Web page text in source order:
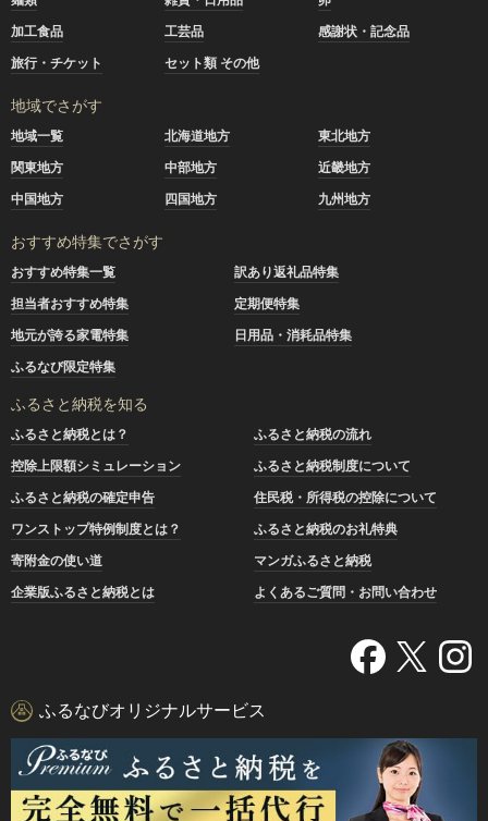
加工食品
工芸品
感謝状・記念品
旅行・チケット
セット類 その他
地域でさがす
地域一覧 北海道地方
東北地方
関東地方
中部地方
近畿地方
中国地方
四国地方 九州地方
おすすめ特集でさがす
おすすめ特集一覧
訳あり返礼品特集
担当者おすすめ特集
定期便特集
地元が誇る家電特集
日用品・消耗品特集
ふるなび限定特集
ふるさと納税を知る
ふるさと納税とは？
ふるさと納税の流れ
控除上限額シミュレーション
ふるさと納税制度について
ふるさと納税の確定申告
住民税・所得税の控除について
ワンストップ特例制度とは？
ふるさと納税のお礼特典
寄附金の使い道
マンガふるさと納税
企業版ふるさと納税とは
よくあるご質問・お問い合わせ
ふるなびオリジナルサービス